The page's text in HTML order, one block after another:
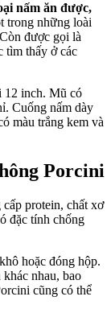
nấm ăn được,
trong những loài
được gọi là
tìm thấy ở các
12 inch. Mũ có
Cuống nấm dày
màu trắng kem và
Porcini
protein, chất xơ
đặc tính chống
hoặc đóng hộp.
nhau, bao
cũng có thể